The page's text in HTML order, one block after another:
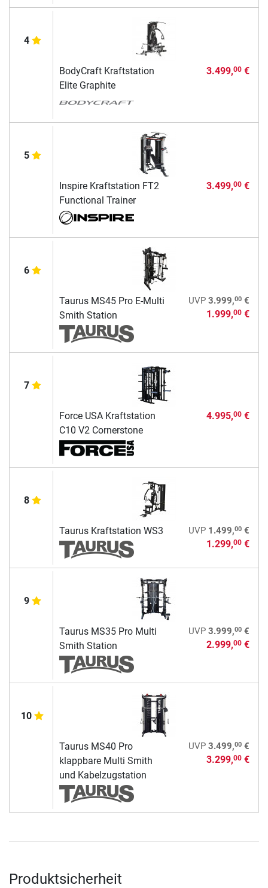
4
BodyCraft Kraftstation
Elite Graphite
3.499,00€
5
Inspire Kraftstation FT2
Functional Trainer
3.499,00€
6
Taurus MS45 Pro E-Multi
Smith Station
UVP 3.999,00€
1.999,00€
7
Force USA Kraftstation
C10 V2 Cornerstone
4.995,00€
8
Taurus Kraftstation WS3 UVP 1.499,00€
1.299,00€
9
Taurus MS35 Pro Multi
Smith Station
UVP 3.999,00€
2.999,00€
10
Taurus MS40 Pro
klappbare Multi Smith
und Kabelzugstation
UVP 3.499,00€
3.299,00€
Produktsicherheit